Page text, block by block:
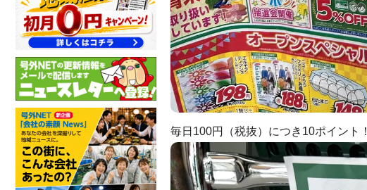
毎日100円（税抜）につき10ポイント！